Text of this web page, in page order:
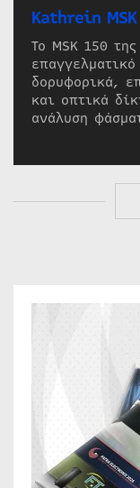
Kathrein
Το MSK 150
δορυφορικά,
και οπτικά
ανάλυση